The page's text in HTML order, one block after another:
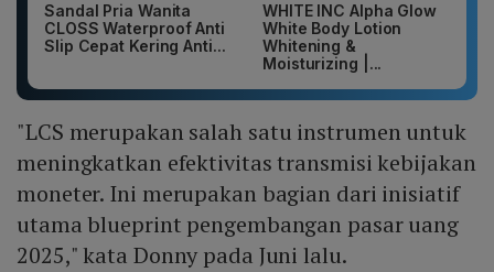
Sandal Pria Wanita
CLOSS Waterproof Anti
Slip Cepat Kering Anti...
WHITE INC Alpha Glow
White Body Lotion
Whitening &
Moisturizing |...
"LCS merupakan salah satu instrumen untuk
meningkatkan efektivitas transmisi kebijakan
moneter. Ini merupakan bagian dari inisiatif
utama blueprint pengembangan pasar uang
2025," kata Donny pada Juni lalu.